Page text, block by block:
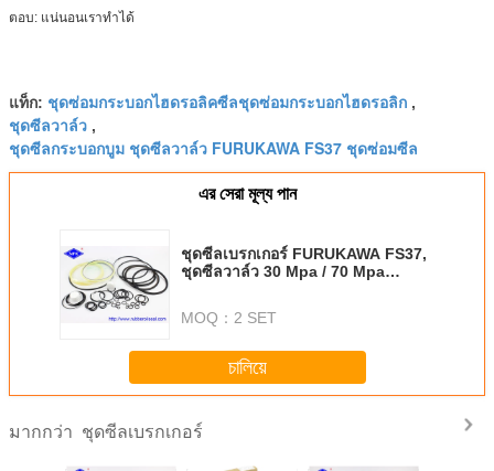
ตอบ: แน่นอนเราทำได้
แท็ก: ชุดซ่อมกระบอกไฮดรอลิคซีลชุดซ่อมกระบอกไฮดรอลิก ,
ชุดซีลวาล์ว ,
ชุดซีลกระบอกบูม ชุดซีลวาล์ว FURUKAWA FS37 ชุดซ่อมซีล
এর সেরা মূল্য পান
ชุดซีลเบรกเกอร์ FURUKAWA FS37,
ชุดซีลวาล์ว 30 Mpa / 70 Mpa
MOQ： 2 SET
চালিয়ে
มากกว่า ชุดซีลเบรกเกอร์